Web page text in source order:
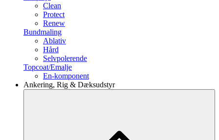
Clean
Protect
Renew
Bundmaling
Ablativ
Hård
Selvpolerende
Topcoat/Emalje
En-komponent
Ankering, Rig & Dæksudstyr